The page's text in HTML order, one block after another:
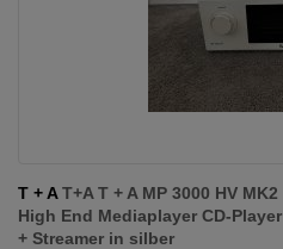
T + AT+A T + A MP 3000 HV MK2
High End Mediaplayer CD-Player
+ Streamer in silber